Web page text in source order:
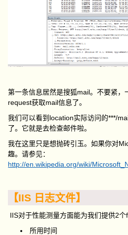
第一条信息居然是搜狐mail。不要紧，
request获取mail信息了。
我们可以看到location实际访问的***/
了。它就是去检查邮件啦。
我在这里只是想抛砖引玉。如果你对
趣。请参见：
http://en.wikipedia.org/wiki/
【IIS 日志文件】
IIS对于性能测量方面能为我们提供2个
所用时间